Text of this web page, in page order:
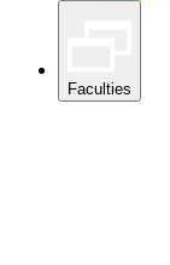
Faculties